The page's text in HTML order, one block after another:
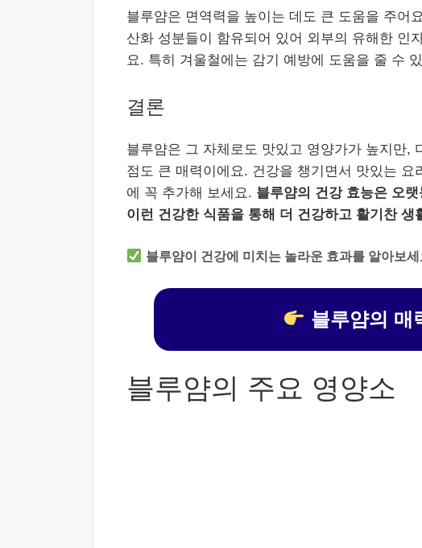
블루얌은 면역력을 높이는 데도 큰 도움을 주어
산화 성분들이 함유되어 있어 외부의 유해한 인
요. 특히 겨울철에는 감기 예방에 도움을 줄 수
결론
블루얌은 그 자체로도 맛있고 영양가가 높지만,
점도 큰 매력이에요. 건강을 챙기면서 맛있는
에 꼭 추가해 보세요. 블루얌의 건강 효능은 오
이런 건강한 식품을 통해 더 건강하고 활기찬 생
블루얌이 건강에 미치는 놀라운 효과를 알아보세
블루얌의 매
블루얌의 주요 영양소